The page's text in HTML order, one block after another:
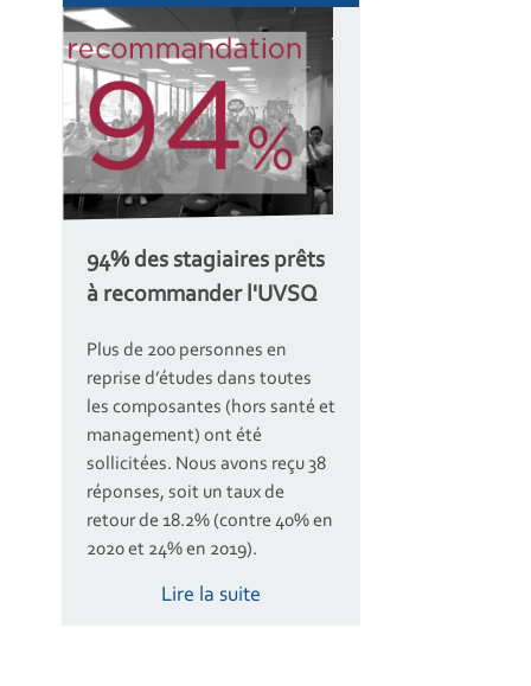
94% des stagiaires prêts
à recommander l'UVSQ
Plus de 200 personnes en
reprise d’études dans toutes
les composantes (hors santé et
management) ont été
sollicitées. Nous avons reçu 38
réponses, soit un taux de
retour de 18.2% (contre 40% en
2020 et 24% en 2019).
Lire la suite